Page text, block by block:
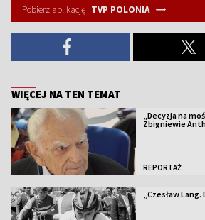
Pobierz aplikację TVP POLONIA
WIĘCEJ NA TEN TEMAT
„Decyzja na
Zbigniewie
REPORTAŻ
„Czesław